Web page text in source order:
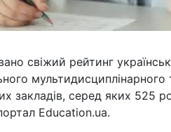
свіжий рейтинг
закладів, серед яких 525
Education.ua.